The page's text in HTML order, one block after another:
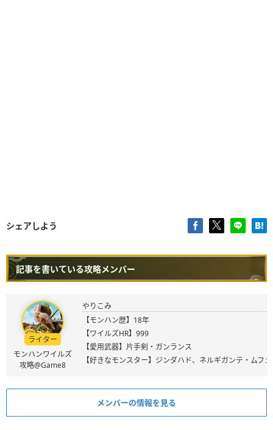
シェアしよう
記事を書いている攻略メンバー
ライター
モンハンワイルズ
攻略@Game8
やりこみ
【モンハン歴】18年
【ワイルズHR】999
【愛用武器】片手剣・ガンランス
【好きなモンスター】ジンダハド、ネルギガンテ・ムフ
メンバーの情報を見る